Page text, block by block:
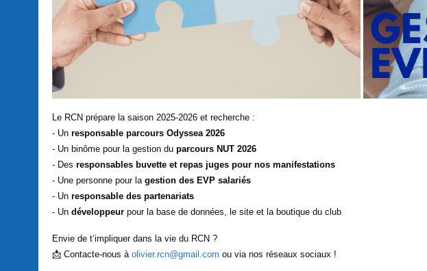
Le RCN prépare la saison 2025-2026 et recherche :
- Un responsable parcours Odyssea 2026
- Un binôme pour la gestion du parcours NUT 2026
- Des responsables buvette et repas juges pour nos manifestations
- Une personne pour la gestion des EVP salariés
- Un responsable des partenariats
- Un développeur pour la base de données, le site et la boutique du club
Envie de t’impliquer dans la vie du RCN ?
📩 Contacte-nous à olivier.rcn@gmail.com ou via nos réseaux sociaux !